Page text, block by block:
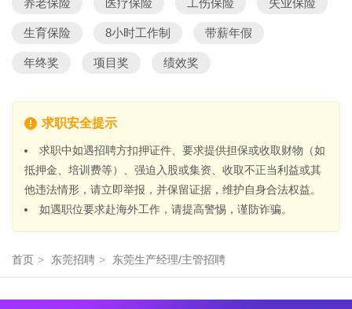
养老保险 医疗保险 工伤保险 失业保险
生育保险 8小时工作制 带薪年假
年终奖 项目奖 绩效奖
求职安全提示
求职中如遇招聘方扣押证件、要求提供担保或收取财物（如
抵押金、培训费等）、强迫入股或集资、收取不正当利益或其
他违法情形，请立即举报，并保留证据，维护自身合法权益。
如遇职位要求赴海外工作，请提高警惕，谨防诈骗。
首页 > 东莞招聘 > 东莞生产经理/主管招聘